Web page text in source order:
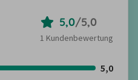
5,0/5,0
1 Kundenbewertung
5,0